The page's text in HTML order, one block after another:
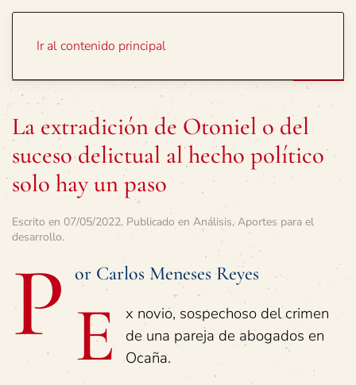
Ir al contenido principal
La extradición de Otoniel o del
suceso delictual al hecho político
solo hay un paso
Escrito en 07/05/2022. Publicado en Análisis, Aportes para el
desarrollo.
P or Carlos Meneses Reyes
E
x novio, sospechoso del crimen
de una pareja de abogados en
Ocaña.